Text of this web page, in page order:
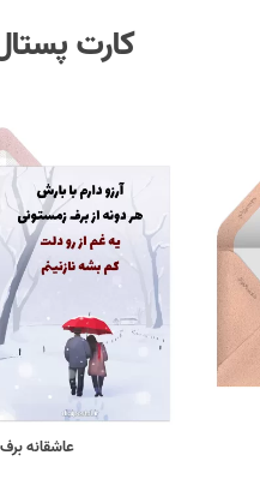
کارت
عاشقانه برف